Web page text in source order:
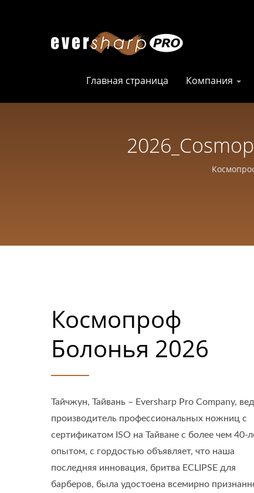
Главная страница Компания
Производитель
Космопроф
Болонья 2026
Тайчжун, Тайвань – Eversharp Pro Company,
производитель профессиональных ножниц с
сертификатом ISO на Тайване с более чем 40-
опытом, с гордостью объявляет, что наша
последняя инновация, бритва ECLIPSE для
барберов, была удостоена всемирно